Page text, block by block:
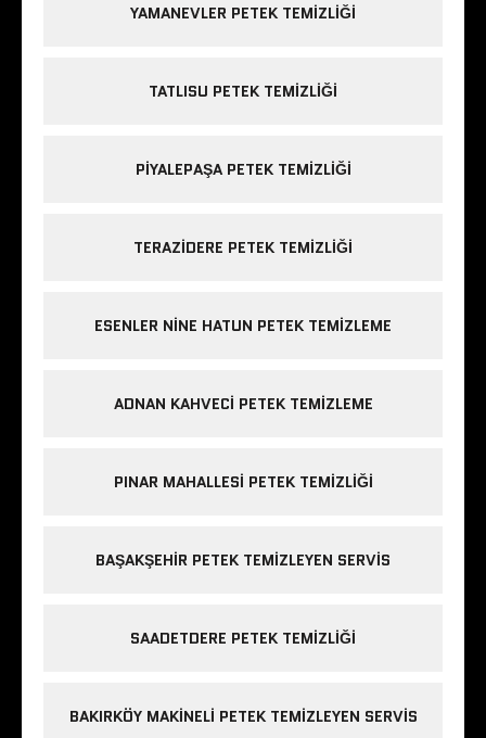
YAMANEVLER PETEK TEMIZLIĞI
TATLISU PETEK TEMIZLIĞI
PIYALEPAŞA PETEK TEMIZLIĞI
TERAZIDERE PETEK TEMIZLIĞI
ESENLER NINE HATUN PETEK TEMIZLEME
ADNAN KAHVECI PETEK TEMIZLEME
PINAR MAHALLESI PETEK TEMIZLIĞI
BAŞAKŞEHIR PETEK TEMIZLEYEN SERVIS
SAADETDERE PETEK TEMIZLIĞI
BAKIRKÖY MAKINELI PETEK TEMIZLEYEN SERVIS